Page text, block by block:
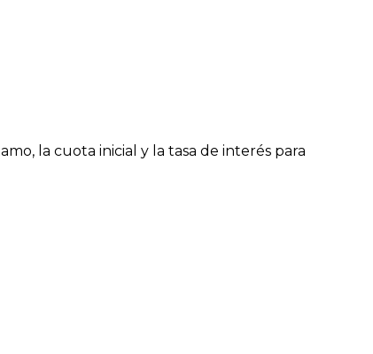
la cuota inicial y la tasa de interés para